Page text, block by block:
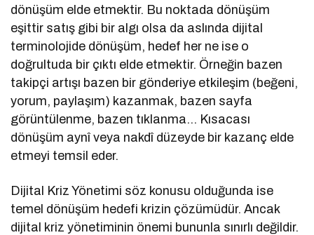
dönüşüm elde etmektir. Bu noktada dönüşüm
eşittir satış gibi bir algı olsa da aslında dijital
terminolojide dönüşüm, hedef her ne ise o
doğrultuda bir çıktı elde etmektir. Örneğin bazen
takipçi artışı bazen bir gönderiye etkileşim (beğeni,
yorum, paylaşım) kazanmak, bazen sayfa
görüntülenme, bazen tıklanma… Kısacası
dönüşüm aynî veya nakdî düzeyde bir kazanç elde
etmeyi temsil eder.
Dijital Kriz Yönetimi söz konusu olduğunda ise
temel dönüşüm hedefi krizin çözümüdür. Ancak
dijital kriz yönetiminin önemi bununla sınırlı değildir.